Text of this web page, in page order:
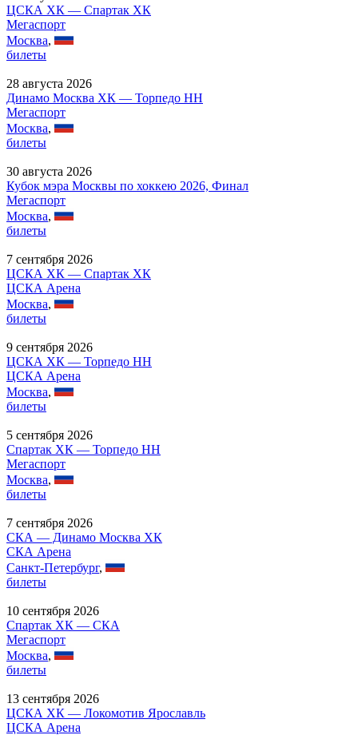
ЦСКА ХК — Спартак ХК
Мегаспорт
Москва,
билеты
28 августа 2026
Динамо Москва ХК — Торпедо НН
Мегаспорт
Москва,
билеты
30 августа 2026
Кубок мэра Москвы по хоккею 2026, Финал
Мегаспорт
Москва,
билеты
7 сентября 2026
ЦСКА ХК — Спартак ХК
ЦСКА Арена
Москва,
билеты
9 сентября 2026
ЦСКА ХК — Торпедо НН
ЦСКА Арена
Москва,
билеты
5 сентября 2026
Спартак ХК — Торпедо НН
Мегаспорт
Москва,
билеты
7 сентября 2026
СКА — Динамо Москва ХК
СКА Арена
Санкт-Петербург,
билеты
10 сентября 2026
Спартак ХК — СКА
Мегаспорт
Москва,
билеты
13 сентября 2026
ЦСКА ХК — Локомотив Ярославль
ЦСКА Арена